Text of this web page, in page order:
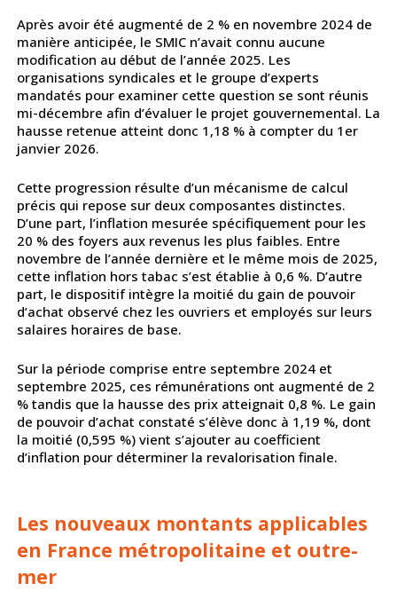
Après avoir été augmenté de 2 % en novembre 2024 de
manière anticipée, le SMIC n’avait connu aucune
modification au début de l’année 2025. Les
organisations syndicales et le groupe d’experts
mandatés pour examiner cette question se sont réunis
mi-décembre afin d’évaluer le projet gouvernemental. La
hausse retenue atteint donc 1,18 % à compter du 1er
janvier 2026.
Cette progression résulte d’un mécanisme de calcul
précis qui repose sur deux composantes distinctes.
D’une part, l’inflation mesurée spécifiquement pour les
20 % des foyers aux revenus les plus faibles. Entre
novembre de l’année dernière et le même mois de 2025,
cette inflation hors tabac s’est établie à 0,6 %. D’autre
part, le dispositif intègre la moitié du gain de pouvoir
d’achat observé chez les ouvriers et employés sur leurs
salaires horaires de base.
Sur la période comprise entre septembre 2024 et
septembre 2025, ces rémunérations ont augmenté de 2
% tandis que la hausse des prix atteignait 0,8 %. Le gain
de pouvoir d’achat constaté s’élève donc à 1,19 %, dont
la moitié (0,595 %) vient s’ajouter au coefficient
d’inflation pour déterminer la revalorisation finale.
Les nouveaux montants applicables
en France métropolitaine et outre-
mer